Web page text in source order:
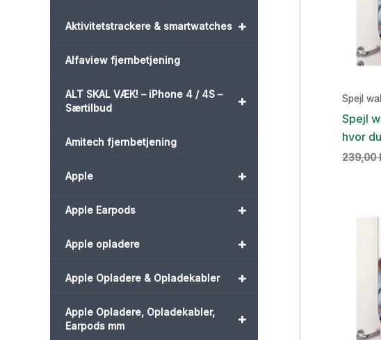
+
Aktivitetstrackere & smartwatches
Alfaview fjernbetjening
+
ALT SKAL VÆK! – iPhone 4 / 4S –
Særtilbud
Amitech fjernbetjening
+
Apple
+
Apple Earpods
+
Apple opladere
+
Apple Opladere & Opladekabler
+
Apple Opladere, Opladekabler,
Earpods mm
Spejl
Spejl
hvor
239,00